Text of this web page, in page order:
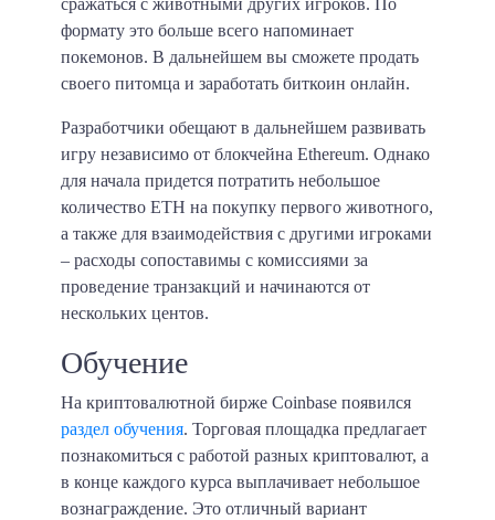
сражаться с животными других игроков. По
формату это больше всего напоминает
покемонов. В дальнейшем вы сможете продать
своего питомца и заработать биткоин онлайн.
Разработчики обещают в дальнейшем развивать
игру независимо от блокчейна Ethereum. Однако
для начала придется потратить небольшое
количество ETH на покупку первого животного,
а также для взаимодействия с другими игроками
– расходы сопоставимы с комиссиями за
проведение транзакций и начинаются от
нескольких центов.
Обучение
На криптовалютной бирже Coinbase появился
раздел обучения. Торговая площадка предлагает
познакомиться с работой разных криптовалют, а
в конце каждого курса выплачивает небольшое
вознаграждение. Это отличный вариант